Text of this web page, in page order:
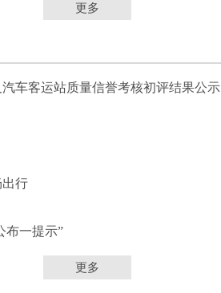
更多
车客运站质量信誉考核初评结果公示
行
布一提示”
更多